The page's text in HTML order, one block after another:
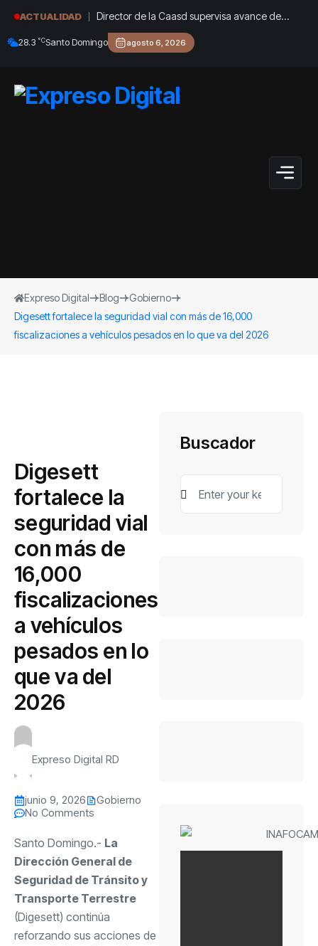
ACTUALIDAD
Director de la Caasd supervisa avance de
trabajos en cañada Juan Valdez y Los
Girasoles en el DN
28.3 °CSanto Domingo agosto 6, 2026
Expreso Digital Blog
Gobierno
Digesett fortalece la seguridad vial con más de 16,000
fiscalizaciones a vehículos pesados en lo que va del 2026
Digesett
fortalece la
seguridad vial
con más de
16,000
fiscalizaciones
a vehículos
pesados en lo
que va del
2026
Expreso Digital RD
junio 9, 2026
Gobierno
No Comments
Santo Domingo.- La
Dirección General de
Seguridad de Tránsito y
Transporte Terrestre
(Digesett) continúa
reforzando sus acciones de
Buscador